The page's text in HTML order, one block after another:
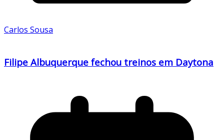
Carlos Sousa
Filipe Albuquerque fechou treinos em Daytona